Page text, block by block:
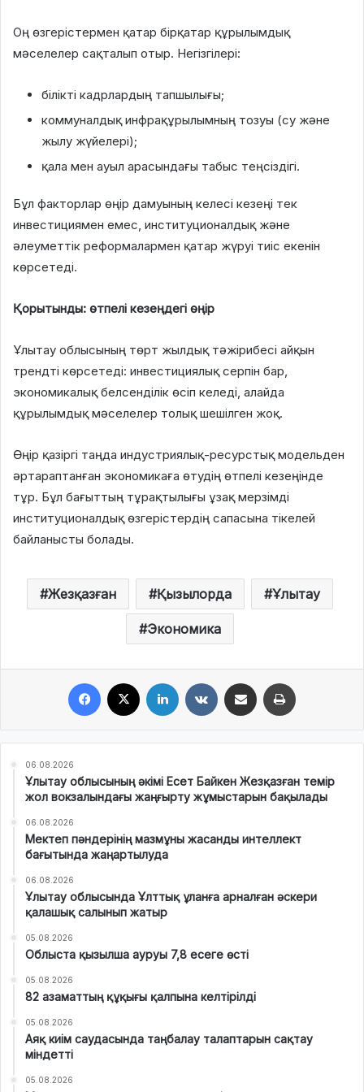
Оң өзгерістермен қатар бірқатар құрылымдық
мәселелер сақталып отыр. Негізгілері:
білікті кадрлардың тапшылығы;
коммуналдық инфрақұрылымның тозуы (су және
жылу жүйелері);
қала мен ауыл арасындағы табыс теңсіздігі.
Бұл факторлар өңір дамуының келесі кезеңі тек
инвестициямен емес, институционалдық және
әлеуметтік реформалармен қатар жүруі тиіс екенін
көрсетеді.
Қорытынды: өтпелі кезеңдегі өңір
Ұлытау облысының төрт жылдық тәжірибесі айқын
трендті көрсетеді: инвестициялық серпін бар,
экономикалық белсенділік өсіп келеді, алайда
құрылымдық мәселелер толық шешілген жоқ.
Өңір қазіргі таңда индустриялық-ресурстық модельден
әртараптанған экономикаға өтудің өтпелі кезеңінде
тұр. Бұл бағыттың тұрақтылығы ұзақ мерзімді
институционалдық өзгерістердің сапасына тікелей
байланысты болады.
Жезқазған Қызылорда Ұлытау
Экономика
06.08.2026
Ұлытау облысының әкімі Есет Байкен Жезқазған темір
жол вокзалындағы жаңғырту жұмыстарын бақылады
06.08.2026
Мектеп пәндерінің мазмұны жасанды интеллект
бағытында жаңартылуда
06.08.2026
Ұлытау облысында Ұлттық ұланға арналған әскери
қалашық салынып жатыр
05.08.2026
Облыста қызылша ауруы 7,8 есеге өсті
05.08.2026
82 азаматтың құқығы қалпына келтірілді
05.08.2026
Аяқ киім саудасында таңбалау талаптарын сақтау
міндетті
05.08.2026